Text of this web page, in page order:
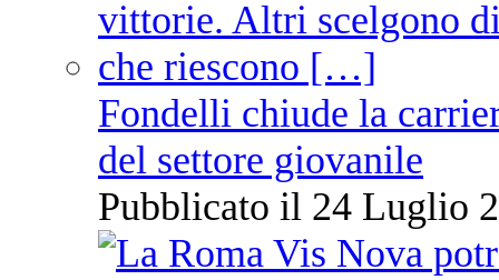
Fondelli chiude la
del settore giovanile
Pubblicato il 24 Luglio